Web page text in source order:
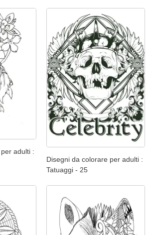
adulti :
Disegni da colorare per adulti :
Tatuaggi - 25